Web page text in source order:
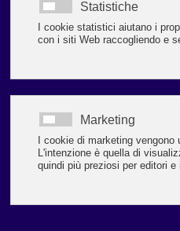
adempimenti cui sono
Nello specifico è un servizio
esercizi, dall’artigianato al